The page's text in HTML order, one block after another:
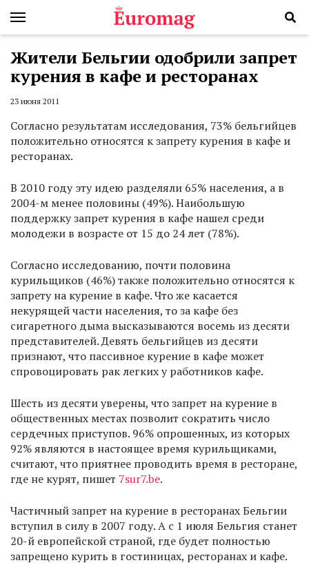
Жители Бельгии одобрили запрет
курения в кафе и ресторанах
23 июня 2011
Согласно результатам исследования, 73% бельгийцев
положительно относятся к запрету курения в кафе и
ресторанах.
В 2010 году эту идею разделяли 65% населения, а в
2004-м менее половины (49%). Наибольшую
поддержку запрет курения в кафе нашел среди
молодежи в возрасте от 15 до 24 лет (78%).
Согласно исследованию, почти половина
курильщиков (46%) также положительно относятся к
запрету на курение в кафе. Что же касается
некурящей части населения, то за кафе без
сигаретного дыма высказываются восемь из десяти
представителей. Девять бельгийцев из десяти
признают, что пассивное курение в кафе может
спровоцировать рак легких у работников кафе.
Шесть из десяти уверены, что запрет на курение в
общественных местах позволит сократить число
сердечных приступов. 96% опрошенных, из которых
92% являются в настоящее время курильщиками,
считают, что приятнее проводить время в ресторане,
где не курят, пишет 7sur7.be.
Частичный запрет на курение в ресторанах Бельгии
вступил в силу в 2007 году. А с 1 июля Бельгия станет
20-й европейской страной, где будет полностью
запрещено курить в гостиницах, ресторанах и кафе.